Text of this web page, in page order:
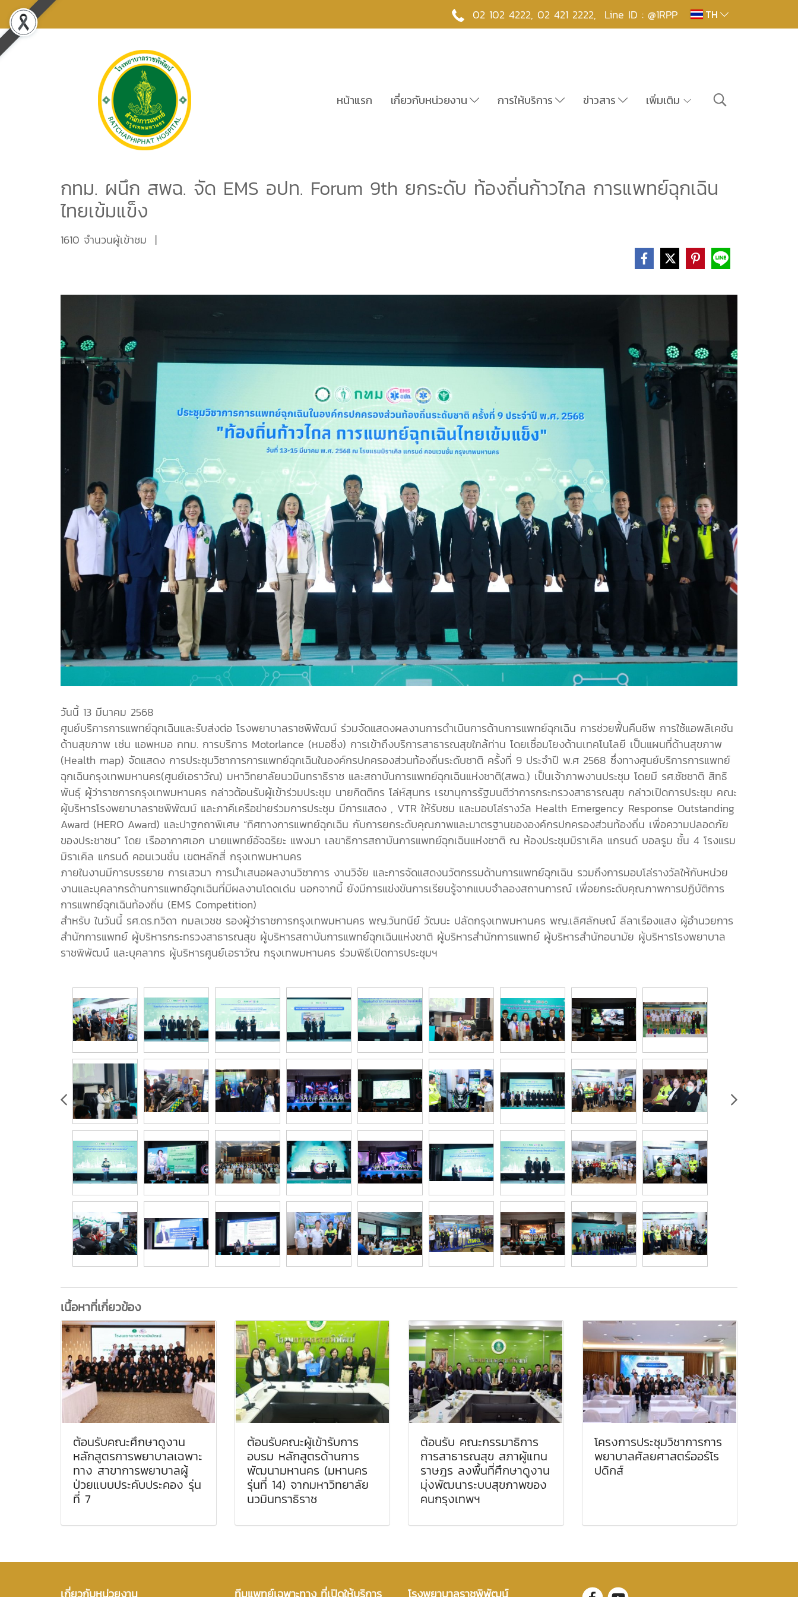
02 102 4222, 02 421 2222, Line ID : @1RPP TH
หน้าแรก เกี่ยวกับหน่วยงาน การให้บริการ ข่าวสาร เพิ่มเติม
กทม. ผนึก สพฉ. จัด EMS อปท. Forum 9th ยกระดับ ท้องถิ่นก้าวไกล การแพทย์ฉุกเฉิน
ไทยเข้มแข็ง
1610 จำนวนผู้เข้าชม |
วันนี้ 13 มีนาคม 2568
ศูนย์บริการการแพทย์ฉุกเฉินและรับส่งต่อ โรงพยาบาลราชพิพัฒน์ ร่วมจัดแสดงผลงานการดำเนินการด้านการแพทย์ฉุกเฉิน การช่วยฟื้นคืนชีพ การใช้แอพลิเคชัน
ด้านสุขภาพ เช่น แอพหมอ กทม. การบริการ Motorlance (หมอซิ่ง) การเข้าถึงบริการสาธารณสุขใกล้ท่าน โดยเชื่อมโยงด้านเทคโนโลยี เป็นแผนที่ด้านสุขภาพ
(Health map) จัดแสดง การประชุมวิชาการการแพทย์ฉุกเฉินในองค์กรปกครองส่วนท้องถิ่นระดับชาติ ครั้งที่ 9 ประจำปี พ.ศ 2568 ซึ่งทางศูนย์บริการการแพทย์
ฉุกเฉินกรุงเทพมหานคร(ศูนย์เอราวัณ) มหาวิทยาลัยนวมินทราธิราช และสถาบันการแพทย์ฉุกเฉินแห่งชาติ(สพฉ.) เป็นเจ้าภาพงานประชุม โดยมี รศ.ชัชชาติ สิทธิ
พันธุ์ ผู้ว่าราชการกรุงเทพมหานคร กล่าวต้อนรับผู้เข้าร่วมประชุม นายกิตติกร โล่ห์สุนทร เรขานุการรัฐมนตีว่าการกระทรวงสาธารณสุข กล่าวเปิดการประชุม คณะ
ผู้บริหารโรงพยาบาลราชพิพัฒน์ และภาคีเครือข่ายร่วมการประชุม มีการแสดง , VTR ให้รับชม และมอบโล่รางวัล Health Emergency Response Outstanding
Award (HERO Award) และปาฐกถาพิเศษ “ทิศทางการแพทย์ฉุกเฉิน กับการยกระดับคุณภาพและมาตรฐานขององค์กรปกครองส่วนท้องถิ่น เพื่อความปลอดภัย
ของประชาชน” โดย เรืออากาศเอก นายแพทย์อัจฉริยะ แพงมา เลขาธิการสถาบันการแพทย์ฉุกเฉินแห่งชาติ ณ ห้องประชุมมิราเคิล แกรนด์ บอลรูม ชั้น 4 โรงแรม
มิราเคิล แกรนด์ คอนเวนชั่น เขตหลักสี่ กรุงเทพมหานคร
ภายในงานมีการบรรยาย การเสวนา การนำเสนอผลงานวิชาการ งานวิจัย และการจัดแสดงนวัตกรรมด้านการแพทย์ฉุกเฉิน รวมถึงการมอบโล่รางวัลให้กับหน่วย
งานและบุคลากรด้านการแพทย์ฉุกเฉินที่มีผลงานโดดเด่น นอกจากนี้ ยังมีการแข่งขันการเรียนรู้จากแบบจำลองสถานการณ์ เพื่อยกระดับคุณภาพการปฏิบัติการ
การแพทย์ฉุกเฉินท้องถิ่น (EMS Competition)
สำหรับ ในวันนี้ รศ.ดร.ทวิดา กมลเวชช รองผู้ว่าราชการกรุงเทพมหานคร พญ.วันทนีย์ วัฒนะ ปลัดกรุงเทพมหานคร พญ.เลิศลักษณ์ ลีลาเรืองแสง ผู้อำนวยการ
สำนักการแพทย์ ผู้บริหารกระทรวงสาธารณสุข ผู้บริหารสถาบันการแพทย์ฉุกเฉินแห่งชาติ ผู้บริหารสำนักการแพทย์ ผู้บริหารสำนักอนามัย ผู้บริหารโรงพยาบาล
ราชพิพัฒน์ และบุคลากร ผู้บริหารศูนย์เอราวัณ กรุงเทพมหานคร ร่วมพิธีเปิดการประชุมฯ
เนื้อหาที่เกี่ยวข้อง
ต้อนรับคณะศึกษาดูงาน
หลักสูตรการพยาบาลเฉพาะ
ทาง สาขาการพยาบาลผู้
ป่วยแบบประคับประคอง รุ่น
ที่ 7
ต้อนรับคณะผู้เข้ารับการ
อบรม หลักสูตรด้านการ
พัฒนามหานคร (มหานคร
รุ่นที่ 14) จากมหาวิทยาลัย
นวมินทราธิราช
ต้อนรับ คณะกรรมาธิการ
การสาธารณสุข สภาผู้แทน
ราษฎร ลงพื้นที่ศึกษาดูงาน
มุ่งพัฒนาระบบสุขภาพของ
คนกรุงเทพฯ
โครงการประชุมวิชาการการ
พยาบาลศัลยศาสตร์ออร์โร
ปดิกส์
เกี่ยวกับหน่วยงาน ทีมแพทย์เฉพาะทาง ที่เปิดให้บริการ โรงพยาบาลราชพิพัฒน์